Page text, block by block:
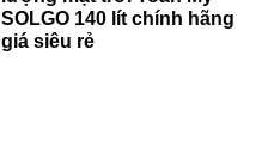
SOLGO 140 lít chính hãng
giá siêu rẻ